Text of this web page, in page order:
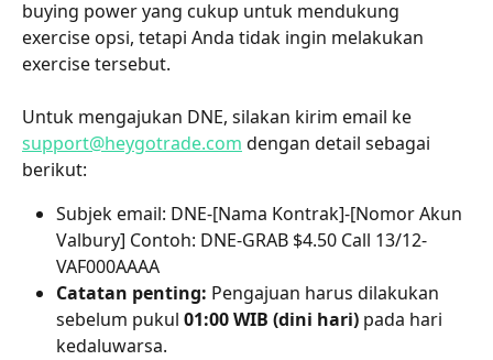
buying power yang cukup untuk mendukung
exercise opsi, tetapi Anda tidak ingin melakukan
exercise tersebut.
Untuk mengajukan DNE, silakan kirim email ke
support@heygotrade.com dengan detail sebagai
berikut:
Subjek email: DNE-[Nama Kontrak]-[Nomor Akun
Valbury] Contoh: DNE-GRAB $4.50 Call 13/12-
VAF000AAAA
Catatan penting: Pengajuan harus dilakukan
sebelum pukul 01:00 WIB (dini hari) pada hari
kedaluwarsa.